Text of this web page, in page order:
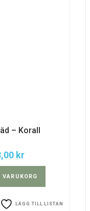
– Korall
kr
VARUKORG
LÄGG TILL LISTAN